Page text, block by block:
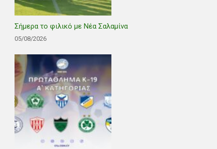
Σήμερα το φιλικό με Νέα Σαλαμίνα
05/08/2026